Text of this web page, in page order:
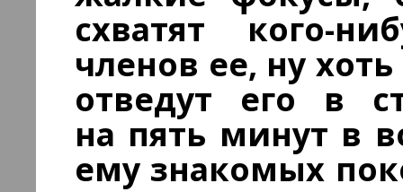
схватят кого-
членов ее, ну
отведут его в
на пять минут в
ему знакомых